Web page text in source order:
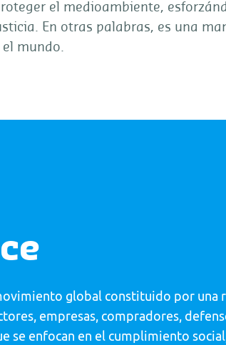
el medioambiente,
En otras palabras, es una
mundo.
global constituido por una
empresas, compradores,
se enfocan en el cumplimiento